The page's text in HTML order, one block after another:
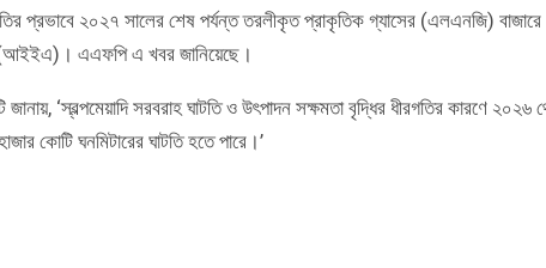
প্রভাবে ২০২৭ সালের শেষ পর্যন্ত তরলীকৃত প্রাকৃতিক গ্যাসের (এলএনজি) বাজারে
(আইইএ)। এএফপি এ খবর জানিয়েছে।
‘স্বল্পমেয়াদি সরবরাহ ঘাটতি ও উৎপাদন সক্ষমতা বৃদ্ধির ধীরগতির কারণে ২০২৬
কোটি ঘনমিটারের ঘাটতি হতে পারে।’